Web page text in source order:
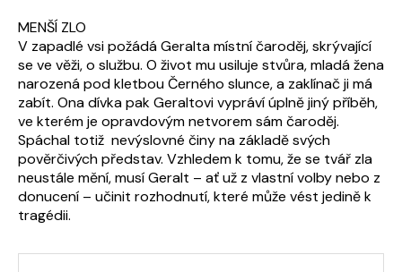
MENŠÍ ZLO
V zapadlé vsi požádá Geralta místní čaroděj, skrývající
se ve věži, o službu. O život mu usiluje stvůra, mladá žena
narozená pod kletbou Černého slunce, a zaklínač ji má
zabít. Ona dívka pak Geraltovi vypráví úplně jiný příběh,
ve kterém je opravdovým netvorem sám čaroděj.
Spáchal totiž nevýslovné činy na základě svých
pověrčivých představ. Vzhledem k tomu, že se tvář zla
neustále mění, musí Geralt – ať už z vlastní volby nebo z
donucení – učinit rozhodnutí, které může vést jedině k
tragédii.